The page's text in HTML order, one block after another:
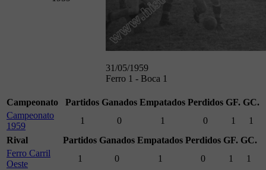
31/05/1959
Ferro 1 - Boca 1
Campeonato Partidos Ganados Empatados Perdidos GF. GC.
Campeonato
1959
1 0 1 0 1
1
Rival
Partidos Ganados Empatados Perdidos GF. GC.
Ferro Carril
Oeste
1 0 1 0 1 1